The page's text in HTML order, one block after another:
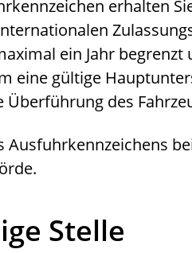
erhalten
ein Jahr begrenzt
eine gültige
Überführung des
Ausfuhrkennzeichens
Stelle